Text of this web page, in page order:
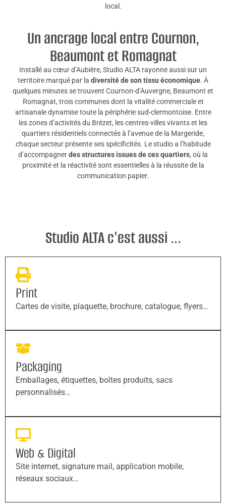
local.
Un ancrage local entre Cournon,
Beaumont et Romagnat
Installé au cœur d’Aubière, Studio ALTA rayonne aussi sur un
territoire marqué par la diversité de son tissu économique. À
quelques minutes se trouvent Cournon-d’Auvergne, Beaumont et
Romagnat, trois communes dont la vitalité commerciale et
artisanale dynamise toute la périphérie sud-clermontoise. Entre
les zones d’activités du Brézet, les centres-villes vivants et les
quartiers résidentiels connectés à l’avenue de la Margeride,
chaque secteur présente ses spécificités. Le studio a l’habitude
d’accompagnerdes structures issues de ces quartiers, où la
proximité et la réactivité sont essentielles à la réussite de la
communication papier.
Studio ALTA c'est aussi ...
Print
Cartes de visite, plaquette, brochure, catalogue, flyers…
Packaging
Emballages, étiquettes, boîtes produits, sacs
personnalisés…
Web & Digital
Site internet, signature mail, application mobile,
réseaux sociaux…